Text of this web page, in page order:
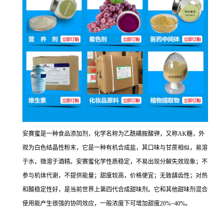
安赛蜜是一种食品添加剂，化学名称为乙酰磺胺酸钾，又称AK糖，外
观为白色结晶性粉末，它是一种有机合成盐，其口味与甘蔗相似，易溶
于水，微溶于酒精。安赛蜜化学性质稳定，不易出现分解失效现象；不
参与机体代谢，不提供能量；甜度较高，价格便宜；无致龋齿性；对热
和酸稳定性好，是当前世界上第四代合成甜味剂。它和其他甜味剂混合
使用能产生很强的协同效应，一般浓度下可增加甜度20%~40%。